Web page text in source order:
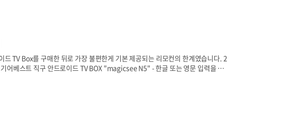
드 TV Box를 구매한 뒤로 가장 불편한게 기본 제공되는 리모컨의 한계였습니다. 2
베스트 직구 안드로이드 TV BOX "magicsee N5" - 한글 또는 영문 입력을 위
컨 타입을 사용하기로 했습니다.간단히 몇가지 항목을 비교해보면 아래와 같습..